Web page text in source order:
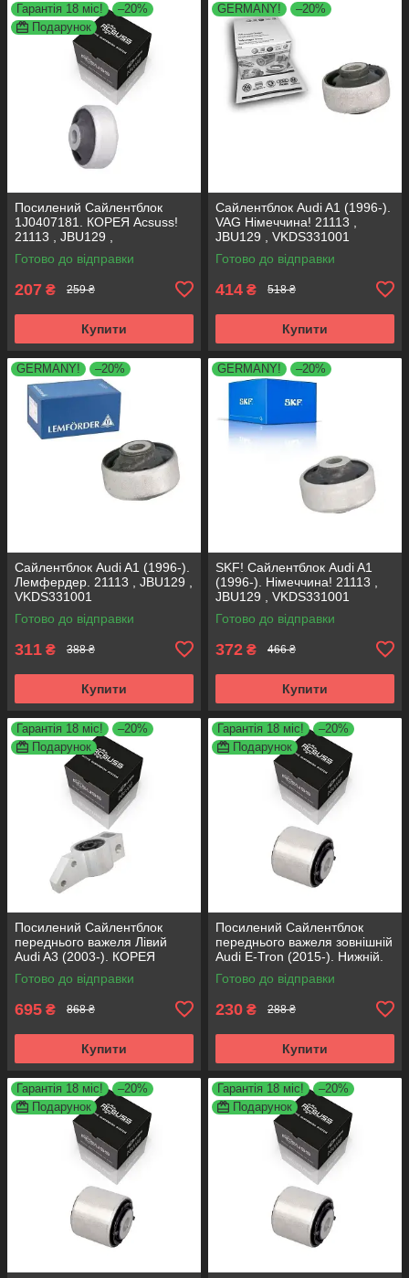
Гарантія 18 міс!
–20%
Подарунок
Посилений Сайлентблок
1J0407181. КОРЕЯ Acsuss!
21113 , JBU129 ,
VKDS331001
Готово до відправки
207 ₴ 259 ₴
Купити
GERMANY! –20%
Сайлентблок Audi A1 (1996-).
VAG Німеччина! 21113 ,
JBU129 , VKDS331001
Готово до відправки
414 ₴ 518 ₴
Купити
GERMANY! –20%
Сайлентблок Audi A1 (1996-).
Лемфердер. 21113 , JBU129 ,
VKDS331001
Готово до відправки
311 ₴ 388 ₴
Купити
GERMANY! –20%
SKF! Сайлентблок Audi A1
(1996-). Німеччина! 21113 ,
JBU129 , VKDS331001
Готово до відправки
372 ₴ 466 ₴
Купити
Гарантія 18 міс!
–20%
Подарунок
Посилений Сайлентблок
переднього важеля Лівий
Audi A3 (2003-). КОРЕЯ
Acsuss! 34762 , JBU691 ,
VKDS331004
Готово до відправки
695 ₴ 868 ₴
Купити
Гарантія 18 міс!
–20%
Подарунок
Посилений Сайлентблок
переднього важеля зовнішній
Audi E-Tron (2015-). Нижній.
КОРЕЯ Acsuss! FE175192 ,
VKDS331087
Готово до відправки
230 ₴ 288 ₴
Купити
Гарантія 18 міс!
–20%
Подарунок
Гарантія 18 міс!
–20%
Подарунок